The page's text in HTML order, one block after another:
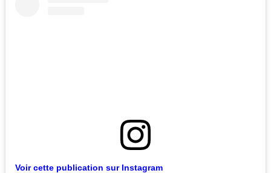
Voir cette publication sur Instagram